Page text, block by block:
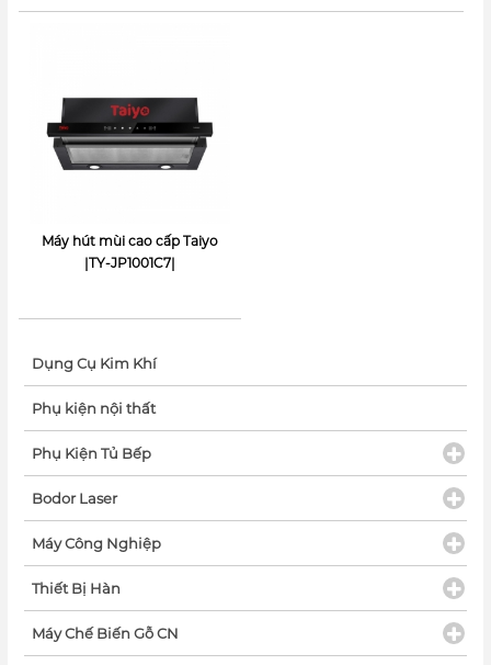
Máy hút mùi cao cấp Taiyo
|TY-JP1001C7|
Dụng Cụ Kim Khí
Phụ kiện nội thất
Phụ Kiện Tủ Bếp
Bodor Laser
Máy Công Nghiệp
Thiết Bị Hàn
Máy Chế Biến Gỗ CN